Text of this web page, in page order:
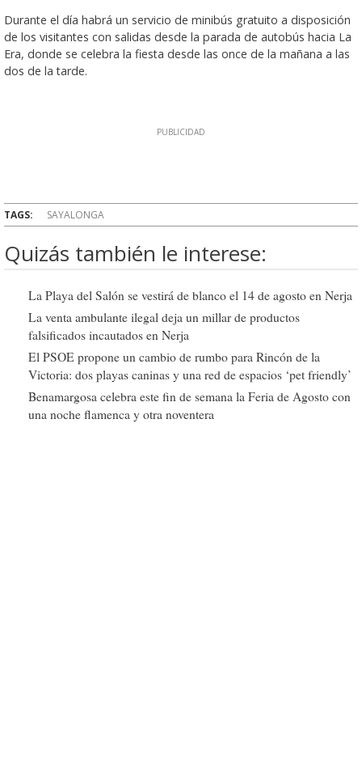
Durante el día habrá un servicio de minibús gratuito a disposición
de los visitantes con salidas desde la parada de autobús hacia La
Era, donde se celebra la fiesta desde las once de la mañana a las
dos de la tarde.
TAGS: SAYALONGA
Quizás también le interese:
La Playa del Salón se vestirá de blanco el 14 de agosto en Nerja
La venta ambulante ilegal deja un millar de productos
falsificados incautados en Nerja
El PSOE propone un cambio de rumbo para Rincón de la
Victoria: dos playas caninas y una red de espacios ‘pet friendly’
Benamargosa celebra este fin de semana la Feria de Agosto con
una noche flamenca y otra noventera